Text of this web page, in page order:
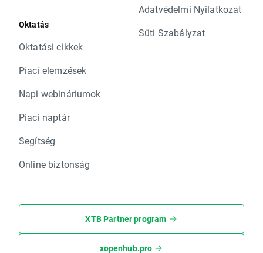
Oktatás
Oktatási cikkek
Piaci elemzések
Napi webináriumok
Piaci naptár
Segítség
Online biztonság
Adatvédelmi Nyilatkozat
Süti Szabályzat
XTB Partner program
xopenhub.pro